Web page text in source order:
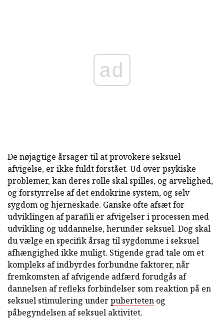
ad
De nøjagtige årsager til at provokere seksuel
afvigelse, er ikke fuldt forstået. Ud over psykiske
problemer, kan deres rolle skal spilles, og arvelighed,
og forstyrrelse af det endokrine system, og selv
sygdom og hjerneskade. Ganske ofte afsæt for
udviklingen af parafili er afvigelser i processen med
udvikling og uddannelse, herunder seksuel. Dog skal
du vælge en specifik årsag til sygdomme i seksuel
afhængighed ikke muligt. Stigende grad tale om et
kompleks af indbyrdes forbundne faktorer, når
fremkomsten af afvigende adfærd forudgås af
dannelsen af refleks forbindelser som reaktion på en
seksuel stimulering underpuberteten og
påbegyndelsen af seksuel aktivitet.